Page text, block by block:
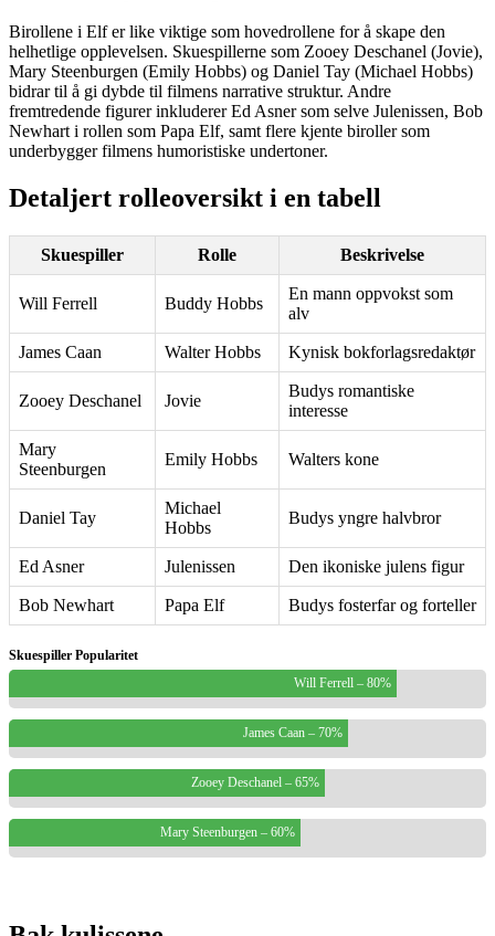
Birollene i Elf er like viktige som hovedrollene for å skape den
helhetlige opplevelsen. Skuespillerne som Zooey Deschanel (Jovie),
Mary Steenburgen (Emily Hobbs) og Daniel Tay (Michael Hobbs)
bidrar til å gi dybde til filmens narrative struktur. Andre
fremtredende figurer inkluderer Ed Asner som selve Julenissen, Bob
Newhart i rollen som Papa Elf, samt flere kjente biroller som
underbygger filmens humoristiske undertoner.
Detaljert rolleoversikt i en tabell
Skuespiller Rolle Beskrivelse
Will Ferrell Buddy Hobbs
En mann oppvokst som
alv
James Caan Walter Hobbs Kynisk bokforlagsredaktør
Zooey Deschanel Jovie
Budys romantiske
interesse
Mary
Steenburgen
Emily Hobbs Walters kone
Daniel Tay
Michael
Hobbs
Budys yngre halvbror
Ed Asner Julenissen Den ikoniske julens figur
Bob Newhart Papa Elf Budys fosterfar og forteller
Skuespiller Popularitet
Will Ferrell – 80%
James Caan – 70%
Zooey Deschanel – 65%
Mary Steenburgen – 60%